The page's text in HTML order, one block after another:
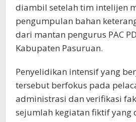
diambil setelah tim intelijen
pengumpulan bahan
dari mantan pengurus PAC
Kabupaten Pasuruan.
Penyelidikan intensif yang
tersebut berfokus pada
administrasi dan verifikasi
sejumlah kegiatan fiktif yang